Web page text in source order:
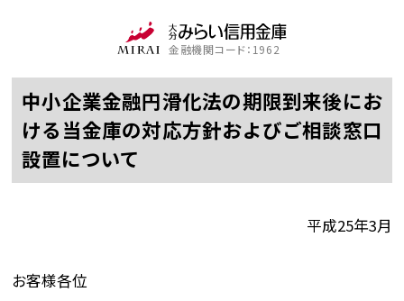
金融機関コード：1962
中小企業金融円滑化法の期限到来後にお
ける当金庫の対応方針およびご相談窓口
設置について
平成25年3月
お客様各位